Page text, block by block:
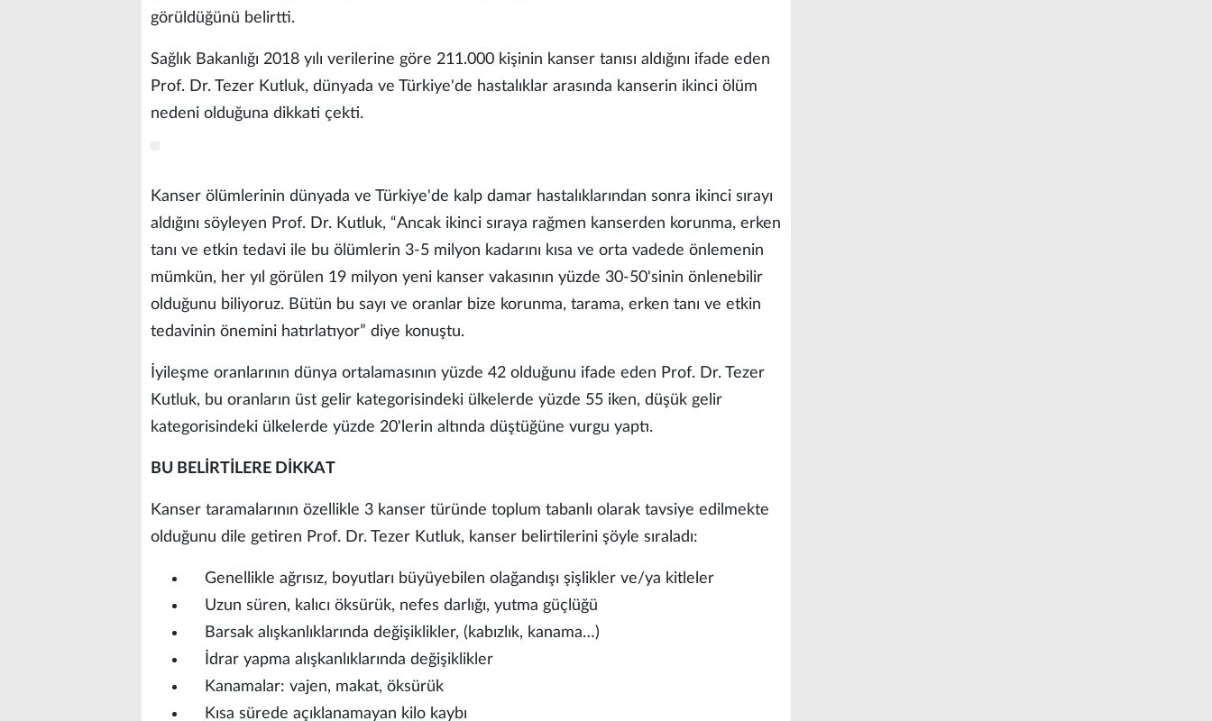
görüldüğünü belirtti.
Sağlık Bakanlığı 2018 yılı verilerine göre 211.000 kişinin kanser tanısı aldığını ifade eden
Prof. Dr. Tezer Kutluk, dünyada ve Türkiye'de hastalıklar arasında kanserin ikinci ölüm
nedeni olduğuna dikkati çekti.
Kanser ölümlerinin dünyada ve Türkiye'de kalp damar hastalıklarından sonra ikinci sırayı
aldığını söyleyen Prof. Dr. Kutluk, “Ancak ikinci sıraya rağmen kanserden korunma, erken
tanı ve etkin tedavi ile bu ölümlerin 3-5 milyon kadarını kısa ve orta vadede önlemenin
mümkün, her yıl görülen 19 milyon yeni kanser vakasının yüzde 30-50'sinin önlenebilir
olduğunu biliyoruz. Bütün bu sayı ve oranlar bize korunma, tarama, erken tanı ve etkin
tedavinin önemini hatırlatıyor” diye konuştu.
İyileşme oranlarının dünya ortalamasının yüzde 42 olduğunu ifade eden Prof. Dr. Tezer
Kutluk, bu oranların üst gelir kategorisindeki ülkelerde yüzde 55 iken, düşük gelir
kategorisindeki ülkelerde yüzde 20'lerin altında düştüğüne vurgu yaptı.
BU BELİRTİLERE DİKKAT
Kanser taramalarının özellikle 3 kanser türünde toplum tabanlı olarak tavsiye edilmekte
olduğunu dile getiren Prof. Dr. Tezer Kutluk, kanser belirtilerini şöyle sıraladı:
Genellikle ağrısız, boyutları büyüyebilen olağandışı şişlikler ve/ya kitleler
Uzun süren, kalıcı öksürük, nefes darlığı, yutma güçlüğü
Barsak alışkanlıklarında değişiklikler, (kabızlık, kanama…)
İdrar yapma alışkanlıklarında değişiklikler
Kanamalar: vajen, makat, öksürük
Kısa sürede açıklanamayan kilo kaybı